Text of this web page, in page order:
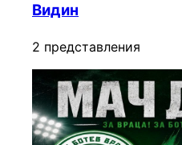
Видин
2 представления